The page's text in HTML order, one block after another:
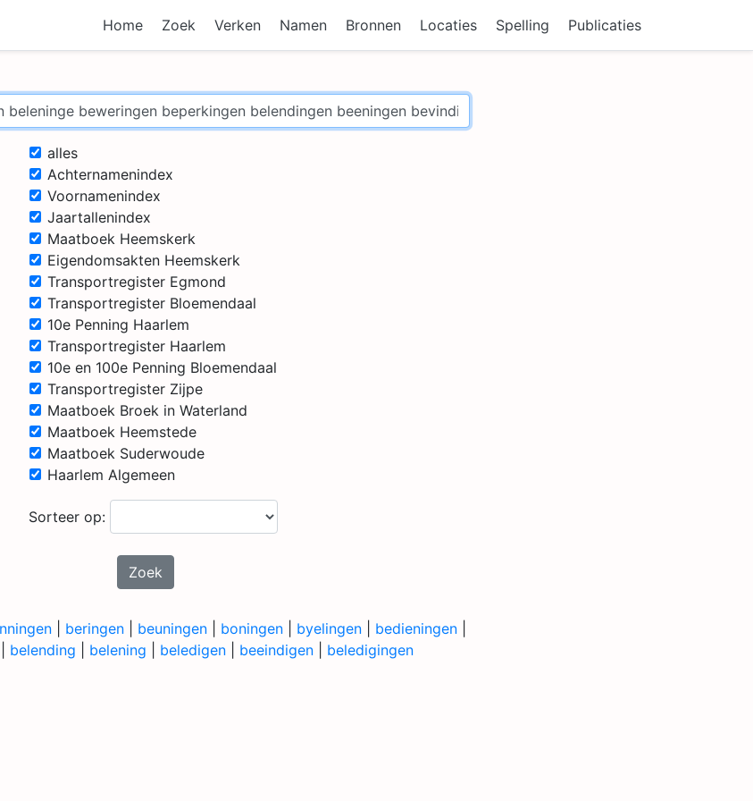
Home Zoek Verken Namen Bronnen Locaties Spelling Publicaties
alles
Achternamenindex
Voornamenindex
Jaartallenindex
Maatboek Heemskerk
Eigendomsakten Heemskerk
Transportregister Egmond
Transportregister Bloemendaal
10e Penning Haarlem
Transportregister Haarlem
10e en 100e Penning Bloemendaal
Transportregister Zijpe
Maatboek Broek in Waterland
Maatboek Heemstede
Maatboek Suderwoude
Haarlem Algemeen
Sorteer op:
Zoek
beringen beuningen boningen byelingen bedieningen
belending belening beledigen beeindigen beledigingen